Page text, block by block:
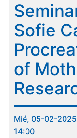
Sofie
of
Mié, 05-02-
14:00